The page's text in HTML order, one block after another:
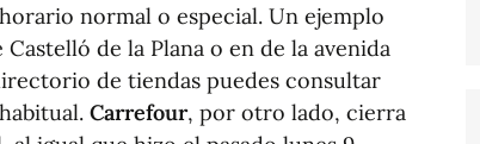
normal o especial. Un ejemplo
de la Plana o en de la avenida
de tiendas puedes consultar
Carrefour, por otro lado, cierra